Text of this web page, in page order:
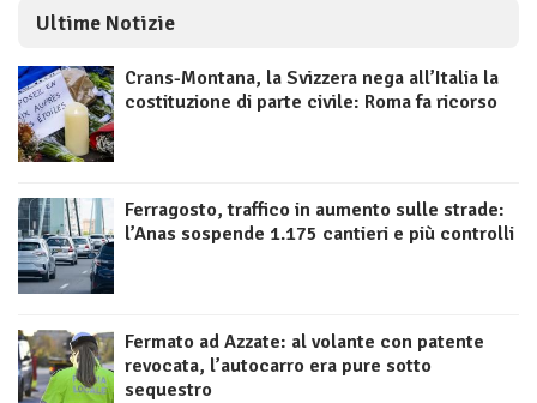
Ultime Notizie
Crans-Montana, la Svizzera nega all’Italia la
costituzione di parte civile: Roma fa ricorso
Ferragosto, traffico in aumento sulle strade:
l’Anas sospende 1.175 cantieri e più controlli
Fermato ad Azzate: al volante con patente
revocata, l’autocarro era pure sotto
sequestro